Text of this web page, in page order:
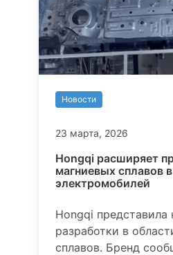
Новости
23 марта, 2026
Hongqi расширяет
магниевых сплавов
электромобилей
Hongqi представила
разработки в
сплавов. Бренд